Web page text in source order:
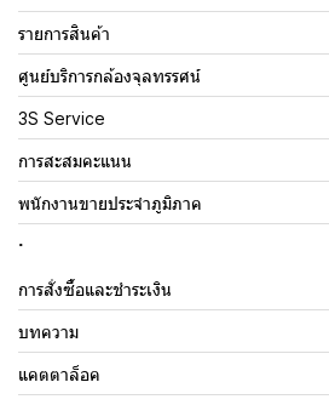
รายการสินค้า
ศูนย์บริการกล้องจุลทรรศน์
3S Service
การสะสมคะแนน
พนักงานขายประจำภูมิภาค
.
การสั่งซื้อและชำระเงิน
บทความ
แคตตาล็อค